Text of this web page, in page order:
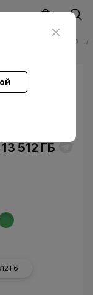
Смартфоны Apple iPhone 13
512 ГБ
Гб